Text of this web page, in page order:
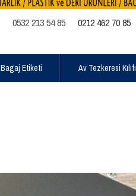
0532 213 54 85 0212 462 70 85
Bagaj Etiketi Av Tezkeresi Kılıfı